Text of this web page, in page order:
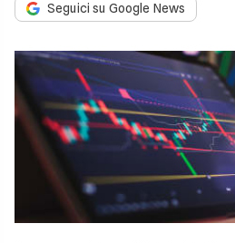
Seguici su Google News